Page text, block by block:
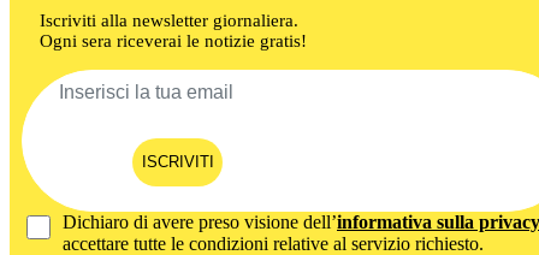
Iscriviti alla newsletter giornaliera.
Ogni sera riceverai le notizie gratis!
ISCRIVITI
Dichiaro di avere preso visione dell’informativa sulla privacy
accettare tutte le condizioni relative al servizio richiesto.